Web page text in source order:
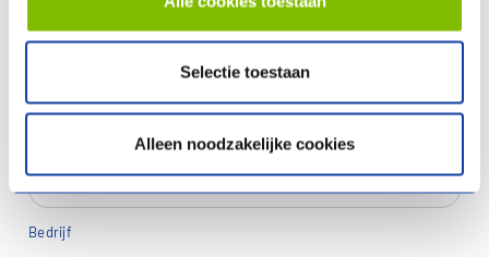
Selectie toestaan
Alleen noodzakelijke cookies
Bedrijf